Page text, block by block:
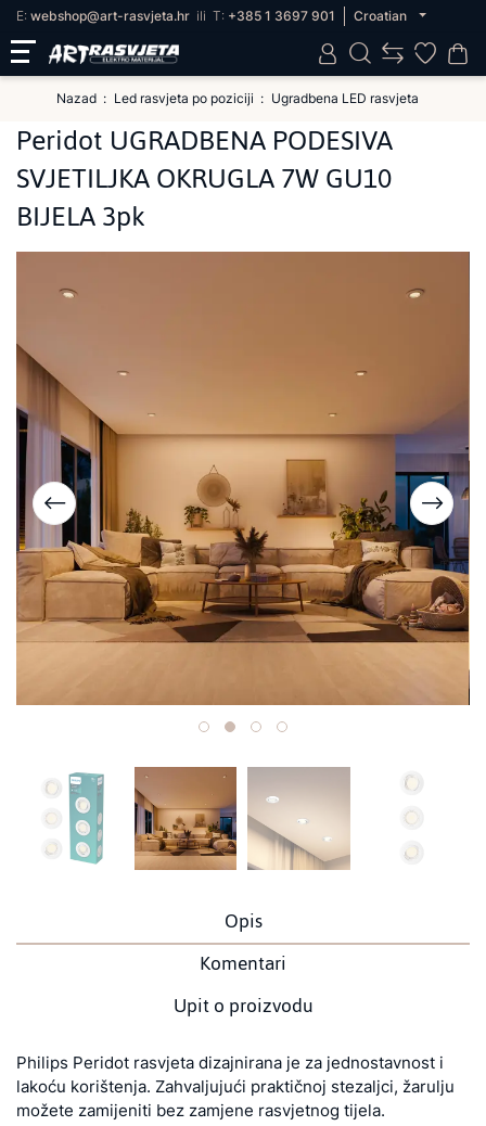
E: webshop@art-rasvjeta.hr ili T: +385 1 3697 901 Croatian
Nazad Led rasvjeta po poziciji Ugradbena LED rasvjeta
Peridot UGRADBENA PODESIVA
SVJETILJKA OKRUGLA 7W GU10
BIJELA 3pk
Opis
Komentari
Upit o proizvodu
Philips Peridot rasvjeta dizajnirana je za jednostavnost i
lakoću korištenja. Zahvaljujući praktičnoj stezaljci, žarulju
možete zamijeniti bez zamjene rasvjetnog tijela.